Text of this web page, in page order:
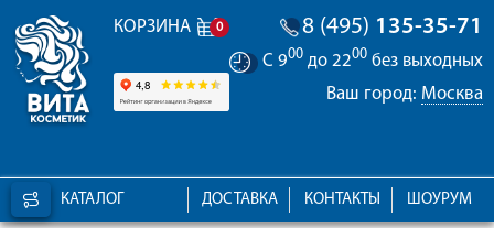
КОРЗИНА 0 8 (495) 135-35-71
С 900 до 2200 без выходных
Ваш город: Москва
КАТАЛОГ ШОУРУМ
КОНТАКТЫ
ДОСТАВКА